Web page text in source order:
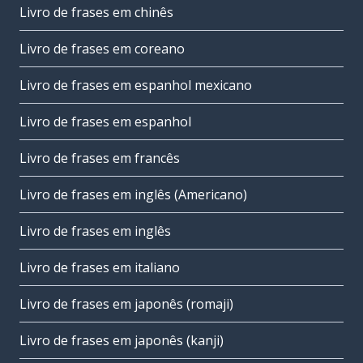
Livro de frases em chinês
Livro de frases em coreano
Livro de frases em espanhol mexicano
Livro de frases em espanhol
Livro de frases em francês
Livro de frases em inglês (Americano)
Livro de frases em inglês
Livro de frases em italiano
Livro de frases em japonês (romaji)
Livro de frases em japonês (kanji)